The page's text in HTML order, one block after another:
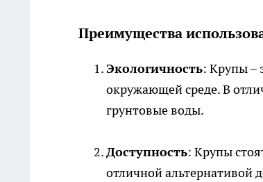
Преимущества
Экологичность: Крупы –
окружающей среде. В
грунтовые воды.
Доступность: Крупы
отличной альтернативой